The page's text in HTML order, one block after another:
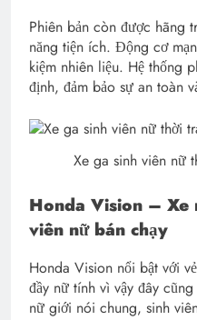
Phiên bản còn được hãng
năng tiện ích. Động cơ
kiệm nhiên liệu. Hệ thống
định, đảm bảo sự an toàn
Xe ga sinh viên nữ
Honda Vision – Xe
viên nữ bán chạy
Honda Vision nổi bật với
đầy nữ tính vì vậy đây
nữ giới nói chung, sinh